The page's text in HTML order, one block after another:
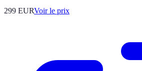
299 EURVoir le prix